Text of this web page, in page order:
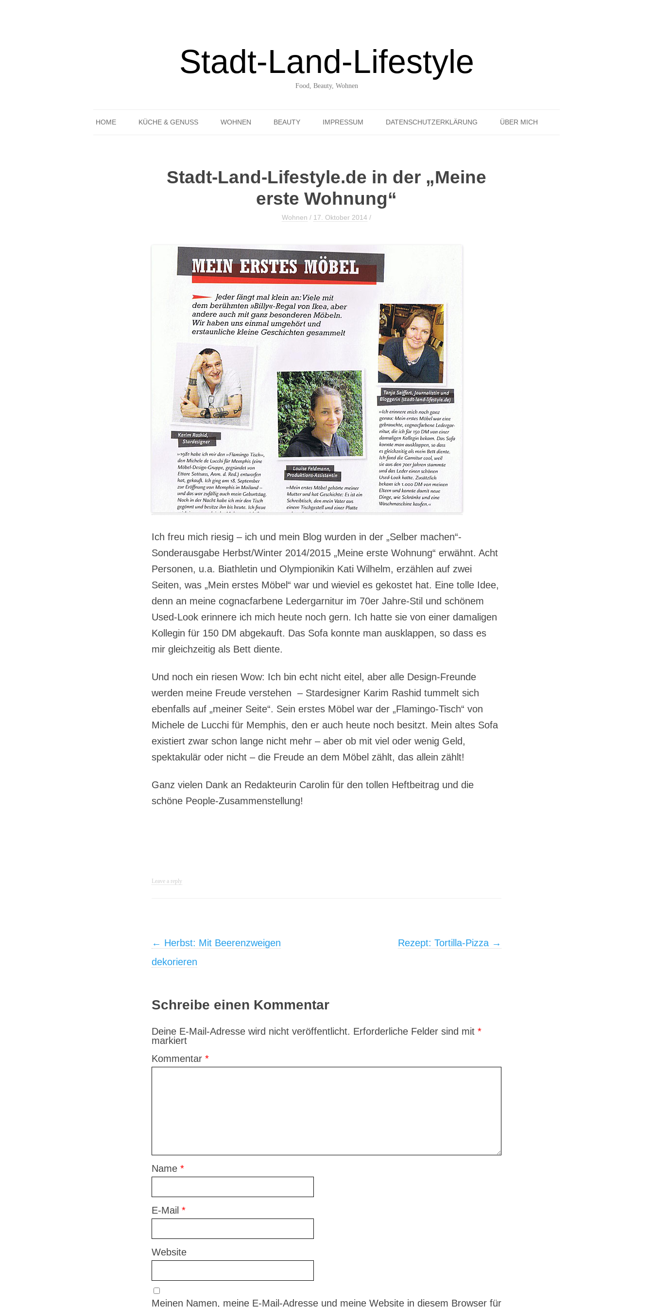
Stadt-Land-Lifestyle
Food, Beauty, Wohnen
HOME KÜCHE & GENUSS WOHNEN BEAUTY IMPRESSUM DATENSCHUTZERKLÄRUNG ÜBER MICH
Stadt-Land-Lifestyle.de in der „Meine
erste Wohnung“
Wohnen / 17. Oktober 2014 /
Ich freu mich riesig – ich und mein Blog wurden in der „Selber machen“-
Sonderausgabe Herbst/Winter 2014/2015 „Meine erste Wohnung“ erwähnt. Acht
Personen, u.a. Biathletin und Olympionikin Kati Wilhelm, erzählen auf zwei
Seiten, was „Mein erstes Möbel“ war und wieviel es gekostet hat. Eine tolle Idee,
denn an meine cognacfarbene Ledergarnitur im 70er Jahre-Stil und schönem
Used-Look erinnere ich mich heute noch gern. Ich hatte sie von einer damaligen
Kollegin für 150 DM abgekauft. Das Sofa konnte man ausklappen, so dass es
mir gleichzeitig als Bett diente.
Und noch ein riesen Wow: Ich bin echt nicht eitel, aber alle Design-Freunde
werden meine Freude verstehen – Stardesigner Karim Rashid tummelt sich
ebenfalls auf „meiner Seite“. Sein erstes Möbel war der „Flamingo-Tisch“ von
Michele de Lucchi für Memphis, den er auch heute noch besitzt. Mein altes Sofa
existiert zwar schon lange nicht mehr – aber ob mit viel oder wenig Geld,
spektakulär oder nicht – die Freude an dem Möbel zählt, das allein zählt!
Ganz vielen Dank an Redakteurin Carolin für den tollen Heftbeitrag und die
schöne People-Zusammenstellung!
Leave a reply
Post navigation
← Herbst: Mit Beerenzweigen
dekorieren
Rezept: Tortilla-Pizza →
Schreibe einen Kommentar
Deine E-Mail-Adresse wird nicht veröffentlicht. Erforderliche Felder sind mit *
markiert
Kommentar *
Name *
E-Mail *
Website
Meinen Namen, meine E-Mail-Adresse und meine Website in diesem Browser für